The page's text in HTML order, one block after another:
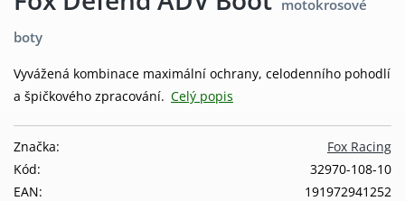
motokrosové
boty
Vyvážená kombinace maximální ochrany, celodenního pohodlí
a špičkového zpracování. Celý popis
Fox Racing
Značka:
32970-108-10
Kód:
191972941252
EAN: